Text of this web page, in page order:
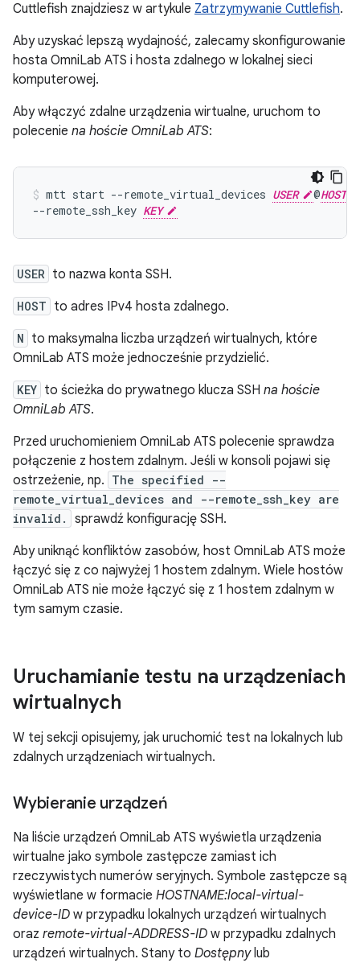
Cuttlefish znajdziesz w artykule Zatrzymywanie Cuttlefish.
Aby uzyskać lepszą wydajność, zalecamy skonfigurowanie
hosta OmniLab ATS i hosta zdalnego w lokalnej sieci
komputerowej.
Aby włączyć zdalne urządzenia wirtualne, uruchom to
polecenie na hoście OmniLab ATS:
mtt start --remote_virtual_devices USER @HOST
--remote_ssh_key KEY
USER to nazwa konta SSH.
HOST to adres IPv4 hosta zdalnego.
N to maksymalna liczba urządzeń wirtualnych, które
OmniLab ATS może jednocześnie przydzielić.
KEY to ścieżka do prywatnego klucza SSH na hoście
OmniLab ATS.
Przed uruchomieniem OmniLab ATS polecenie sprawdza
połączenie z hostem zdalnym. Jeśli w konsoli pojawi się
ostrzeżenie, np. The specified --
remote_virtual_devices and --remote_ssh_key are
invalid.
sprawdź konfigurację SSH.
Aby uniknąć konfliktów zasobów, host OmniLab ATS może
łączyć się z co najwyżej 1 hostem zdalnym. Wiele hostów
OmniLab ATS nie może łączyć się z 1 hostem zdalnym w
tym samym czasie.
Uruchamianie testu na urządzeniach
wirtualnych
W tej sekcji opisujemy, jak uruchomić test na lokalnych lub
zdalnych urządzeniach wirtualnych.
Wybieranie urządzeń
Na liście urządzeń OmniLab ATS wyświetla urządzenia
wirtualne jako symbole zastępcze zamiast ich
rzeczywistych numerów seryjnych. Symbole zastępcze są
wyświetlane w formacie HOSTNAME:local-virtual-
device-ID w przypadku lokalnych urządzeń wirtualnych
oraz remote-virtual-ADDRESS-ID w przypadku zdalnych
urządzeń wirtualnych. Stany to Dostępnylub